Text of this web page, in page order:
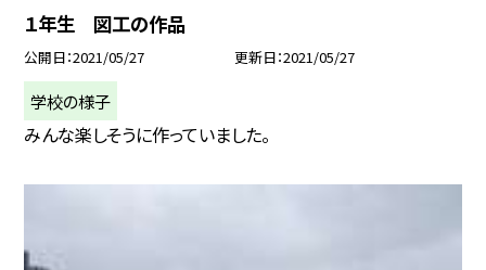
１年生 図工の作品
公開日 2021/05/27 更新日 2021/05/27
学校の様子
みんな楽しそうに作っていました。